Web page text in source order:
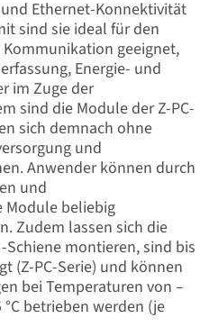
Ethernet-Konnektivität
sind sie ideal für den
geeignet,
Energie- und
im Zuge der
sind die Module der Z-PC-
sich demnach ohne
und
Anwender können durch
und
Module beliebig
Zudem lassen sich die
montieren, sind bis
(Z-PC-Serie) und können
bei Temperaturen von –
°C betrieben werden (je